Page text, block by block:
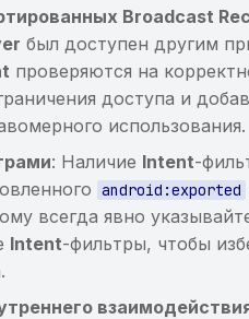
Broadcast
был доступен другим
проверяются на
доступа и
использования.
: Наличие Intent-
android:exported
всегда явно
Intent-фильтры, чтобы